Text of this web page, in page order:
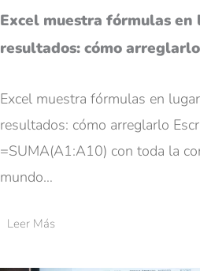
Excel muestra fórmulas en
resultados: cómo arreglarlo
Excel muestra fórmulas en
resultados: cómo arreglarlo
=SUMA(A1:A10) con toda la
mundo…
Leer Más